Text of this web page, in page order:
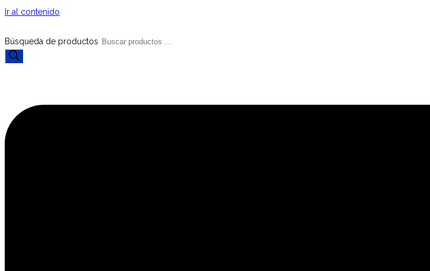
Ir al contenido
Búsqueda de productos